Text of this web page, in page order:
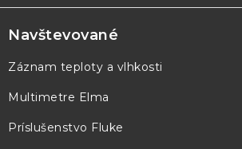
á
p
ä
e
Navštevované
Záznam teploty a vlhkosti
Multimetre Elma
Príslušenstvo Fluke